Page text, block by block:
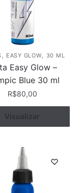
, EASY GLOW, 30 ML
Easy Glow –
Blue 30 ml
R$80,00
Comprar
Visualizar